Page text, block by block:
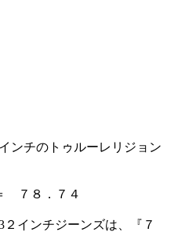
ンチのトゥルーレリジョン
７８．７４
インチジーンズは、『７